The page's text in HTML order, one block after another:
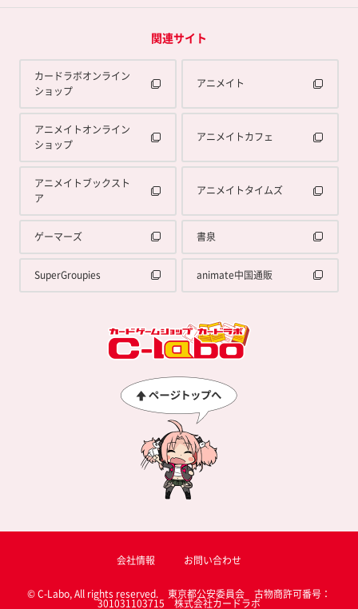
関連サイト
カードラボオンライン
ショップ
アニメイト
アニメイトオンライン
ショップ
アニメイトカフェ
アニメイトブックスト
ア
アニメイトタイムズ
ゲーマーズ 書泉
SuperGroupies animate中国通販
会社情報 お問い合わせ
© C-Labo, All rights reserved. 東京都公安委員会 古物商許可番号：
301031103715 株式会社カードラボ